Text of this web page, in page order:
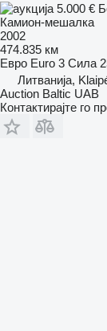
5.000 €
Камион-мешалка
2002
474.835 км
Евро Euro 3 Сила
Литванија,
Auction Baltic UAB
Контактирајте го